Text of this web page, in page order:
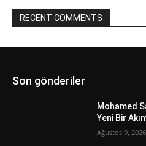
RECENT COMMENTS
Son gönderiler
Mohamed
Yeni Bir
Ağustos 9, 2026